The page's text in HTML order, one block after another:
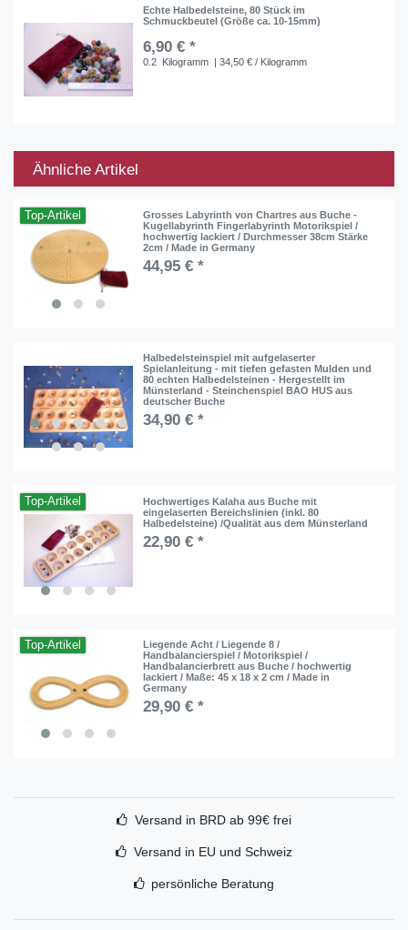
Echte Halbedelsteine, 80 Stück im
Schmuckbeutel (Größe ca. 10-15mm)
6,90 € *
0.2 Kilogramm | 34,50 € / Kilogramm
Ähnliche Artikel
Top-Artikel
Grosses Labyrinth von Chartres aus Buche -
Kugellabyrinth Fingerlabyrinth Motorikspiel /
hochwertig lackiert / Durchmesser 38cm Stärke
2cm / Made in Germany
44,95 € *
Halbedelsteinspiel mit aufgelaserter
Spielanleitung - mit tiefen gefasten Mulden und
80 echten Halbedelsteinen - Hergestellt im
Münsterland - Steinchenspiel BAO HUS aus
deutscher Buche
34,90 € *
Top-Artikel
Hochwertiges Kalaha aus Buche mit
eingelaserten Bereichslinien (inkl. 80
Halbedelsteine) /Qualität aus dem Münsterland
22,90 € *
Top-Artikel
Liegende Acht / Liegende 8 /
Handbalancierspiel / Motorikspiel /
Handbalancierbrett aus Buche / hochwertig
lackiert / Maße: 45 x 18 x 2 cm / Made in
Germany
29,90 € *
Versand in BRD ab 99€ frei
Versand in EU und Schweiz
persönliche Beratung